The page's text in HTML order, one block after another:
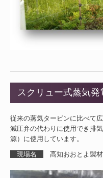
スクリュー式蒸気発
従来の蒸気タービンに比べて
減圧弁の代わりに使用でき排
源）に使用しています。
現場名
高知おおとよ製